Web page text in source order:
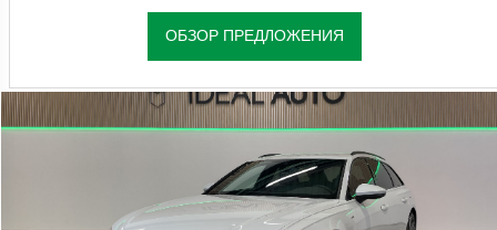
ОБЗОР ПРЕДЛОЖЕНИЯ